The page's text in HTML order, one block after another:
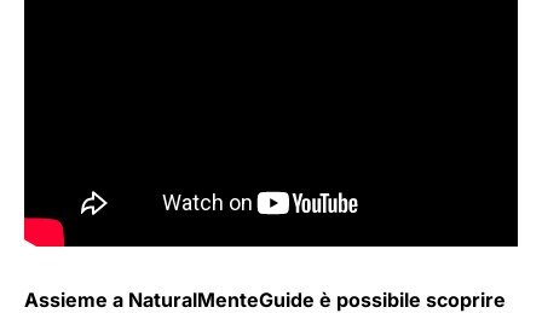
Assieme a NaturalMenteGuide è possibile scoprire